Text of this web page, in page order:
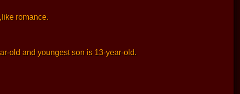
romance.
old and youngest son is 13-year-old.